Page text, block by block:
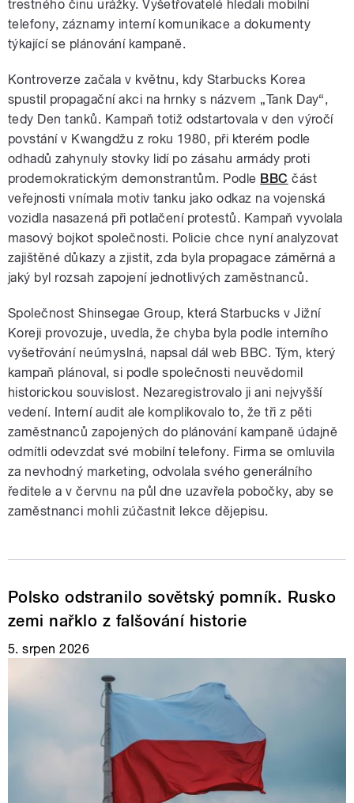
trestného činu urážky. Vyšetřovatelé hledali mobilní
telefony, záznamy interní komunikace a dokumenty
týkající se plánování kampaně.
Kontroverze začala v květnu, kdy Starbucks Korea
spustil propagační akci na hrnky s názvem „Tank Day“,
tedy Den tanků. Kampaň totiž odstartovala v den výročí
povstání v Kwangdžu z roku 1980, při kterém podle
odhadů zahynuly stovky lidí po zásahu armády proti
prodemokratickým demonstrantům. Podle BBC část
veřejnosti vnímala motiv tanku jako odkaz na vojenská
vozidla nasazená při potlačení protestů. Kampaň vyvolala
masový bojkot společnosti. Policie chce nyní analyzovat
zajištěné důkazy a zjistit, zda byla propagace záměrná a
jaký byl rozsah zapojení jednotlivých zaměstnanců.
Společnost Shinsegae Group, která Starbucks v Jižní
Koreji provozuje, uvedla, že chyba byla podle interního
vyšetřování neúmyslná, napsal dál web BBC. Tým, který
kampaň plánoval, si podle společnosti neuvědomil
historickou souvislost. Nezaregistrovalo ji ani nejvyšší
vedení. Interní audit ale komplikovalo to, že tři z pěti
zaměstnanců zapojených do plánování kampaně údajně
odmítli odevzdat své mobilní telefony. Firma se omluvila
za nevhodný marketing, odvolala svého generálního
ředitele a v červnu na půl dne uzavřela pobočky, aby se
zaměstnanci mohli zúčastnit lekce dějepisu.
Polsko odstranilo sovětský pomník. Rusko
zemi nařklo z falšování historie
5. srpen 2026